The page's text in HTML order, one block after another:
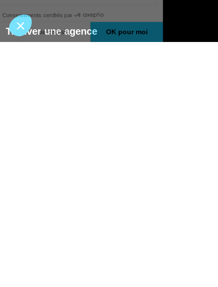
Trouver une agence